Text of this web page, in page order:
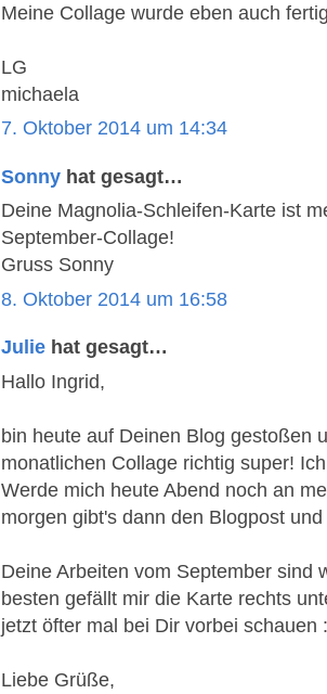
Meine Collage wurde eben auch
LG
michaela
7. Oktober 2014 um 14:34
Sonny hat gesagt…
Deine Magnolia-Schleifen-Karte ist
September-Collage!
Gruss Sonny
8. Oktober 2014 um 16:58
Julie hat gesagt…
Hallo Ingrid,
bin heute auf Deinen Blog gestoßen
monatlichen Collage richtig super!
Werde mich heute Abend noch an
morgen gibt's dann den Blogpost
Deine Arbeiten vom September sind
besten gefällt mir die Karte rechts
jetzt öfter mal bei Dir vorbei schauen
Liebe Grüße,